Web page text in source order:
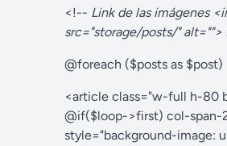
<!-- Link de las imágenes
src="storage/posts/" alt="">
@foreach ($posts as $post)
<article class="w-full h-80
@if($loop->first) col-span-
style="background-image: